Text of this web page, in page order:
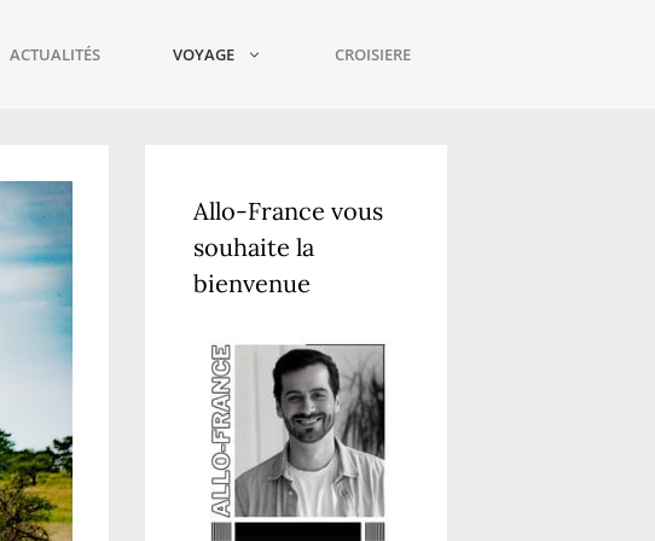
ACTUALITÉS VOYAGE CROISIERE
Allo-France vous
souhaite la
bienvenue